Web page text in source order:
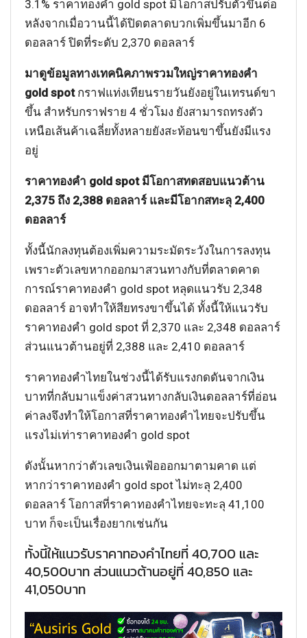
3.1% ราคาทองคำ gold spot มีโอกาสปรับตัวขึ้นต่อ
หลังจากเมื่อวานนี้ได้ปิดตลาดบวกเพิ่มขึ้นมาอีก 6
ดอลลาร์ ปิดที่ระดับ 2,370 ดอลลาร์
มาดูข้อมูลทางเทคนิคภาพรวมใหญ่ราคาทองคำ
gold spot กราฟแท่งเทียนรายวันยังอยู่ในเทรนด์ขา
ขึ้น สำหรับกราฟราย 4 ชั่วโมง ยังสามารถทรงตัว
เหนือเส้นค้าเฉลี่ยทั้งหลายยังสะท้อนขาขึ้นยังมีแรง
อยู่
ราคาทองคำ gold spot มีโอกาสทดสอบแนวต้าน
2,375 ถึง 2,388 ดอลลาร์ และมีโอากสทะลุ 2,400
ดอลลาร์
ทั้งนี้นักลงทุนต้องเพิ่มความระมัดระวังในการลงทุน
เพราะตัวเลขหากออกมาสวนทางกับที่ตลาดคาด
การณ์ราคาทองคำ gold spot หลุดแนวรับ 2,348
ดอลลาร์ อาจทำให้สียทรงขาขึ้นได้ ทั้งนี้ให้แนวรับ
ราคาทองคำ gold spot ที่ 2,370 และ 2,348 ดอลลาร์
ส่วนแนวต้านอยู่ที่ 2,388 และ 2,410 ดอลลาร์
ราคาทองคำไทยในช่วงนี้ได้รับแรงกดดันจากเงิน
บาทที่กลับมาแข็งค่าสวนทางกลับเงินดอลลาร์ที่อ่อน
ค่าลงจึงทำให้โอกาสที่ราคาทองคำไทยจะปรับขึ้น
แรงไม่เท่าราคาทองคำ gold spot
ดังนั้นหากว่าตัวเลขเงินเฟ้อออกมาตามคาด แต่
หากว่าราคาทองคำ gold spot ไม่ทะลุ 2,400
ดอลลาร์ โอกาสที่ราคาทองคำไทยจะทะลุ 41,100
บาท ก็จะเป็นเรื่องยากเช่นกัน
ทั้งนี้ให้แนวรับราคาทองคำไทยที่ 40,700 และ
40,500บาท ส่วนแนวต้านอยู่ที่ 40,850 และ
41,050บาท